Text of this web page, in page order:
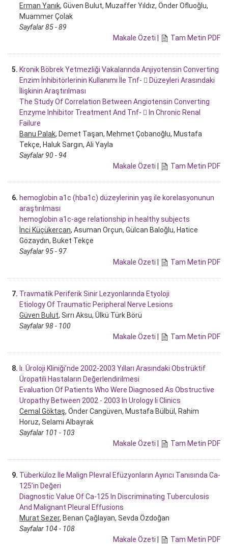
Erman Yanık, Güven Bulut, Muzaffer Yıldız, Önder Ofluoğlu,
Muammer Çolak
Sayfalar 85 - 89
Makale Özeti | Tam Metin PDF
5. Kronik Böbrek Yetmezliği Vakalarında Anjiyotensin Converting
Enzim İnhibitörlerinin Kullanımı İle Tnf-  Düzeyleri Arasındaki
İlişkinin Araştırılması
The Study Of Correlation Between Angiotensin Converting
Enzyme Inhibitor Treatment And Tnf-  In Chronic Renal
Failure
Banu Palak, Demet Taşan, Mehmet Çobanoğlu, Mustafa
Tekçe, Haluk Sargın, Ali Yayla
Sayfalar 90 - 94
Makale Özeti | Tam Metin PDF
6. hemoglobin a1c (hba1c) düzeylerinin yaş ile korelasyonunun
araştırılması
hemoglobin a1c-age relationship in healthy subjects
İnci Küçükercan, Asuman Orçun, Gülcan Baloğlu, Hatice
Gözaydın, Buket Tekçe
Sayfalar 95 - 97
Makale Özeti | Tam Metin PDF
7. Travmatik Periferik Sinir Lezyonlarında Etyoloji
Etiology Of Traumatic Peripheral Nerve Lesions
Güven Bulut, Sırrı Aksu, Ülkü Türk Börü
Sayfalar 98 - 100
Makale Özeti | Tam Metin PDF
8. Iı. Üroloji Kliniği’nde 2002-2003 Yılları Arasındaki Obstrüktif
Üropatili Hastaların Değerlendirilmesi
Evaluation Of Patients Who Were Diagnosed As Obstructive
Uropathy Between 2002 - 2003 In Urology Ii Clinics
Cemal Göktaş, Önder Cangüven, Mustafa Bülbül, Rahim
Horuz, Selami Albayrak
Sayfalar 101 - 103
Makale Özeti | Tam Metin PDF
9. Tüberküloz İle Malign Plevral Efüzyonların Ayırıcı Tanısında Ca-
125’in Değeri
Diagnostic Value Of Ca-125 In Discriminating Tuberculosis
And Malignant Pleural Effusions
Murat Sezer, Benan Çağlayan, Sevda Özdoğan
Sayfalar 104 - 108
Makale Özeti | Tam Metin PDF